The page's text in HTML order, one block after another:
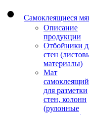
Самоклеящиеся
Описание
продукции
Отбойники
стен
материалы)
Мат
для разметки
стен, колонн
(рулонные